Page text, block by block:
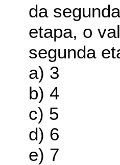
da
etapa, o
segunda
a) 3
b) 4
c) 5
d) 6
e) 7